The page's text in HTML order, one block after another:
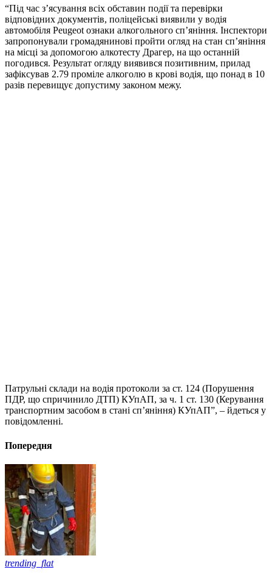
“Під час з’ясування всіх обставин події та перевірки
відповідних документів, поліцейські виявили у водія
автомобіля Peugeot ознаки алкогольного сп’яніння. Інспектори
запропонували громадянинові пройти огляд на стан сп’яніння
на місці за допомогою алкотесту Драгер, на що останній
погодився. Результат огляду виявився позитивним, прилад
зафіксував 2.79 проміле алкоголю в крові водія, що понад в 10
разів перевищує допустиму законом межу.
Патрульні склади на водія протоколи за ст. 124 (Порушення
ПДР, що спричинило ДТП) КУпАП, за ч. 1 ст. 130 (Керування
транспортним засобом в стані сп’яніння) КУпАП”, – йдеться у
повідомленні.
Попередня
trending_flat